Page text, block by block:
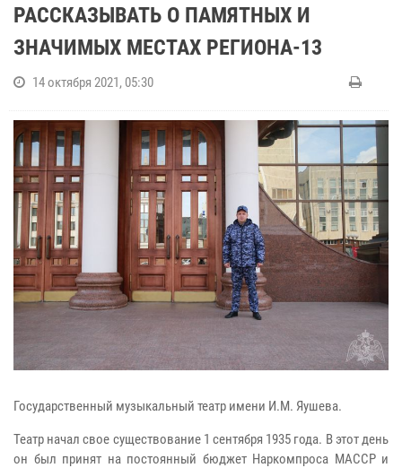
РАССКАЗЫВАТЬ О ПАМЯТНЫХ И
ЗНАЧИМЫХ МЕСТАХ РЕГИОНА-13
14 октября 2021, 05:30
Государственный музыкальный театр имени И.М. Яушева.
Театр начал свое существование 1 сентября 1935 года. В этот день
он был принят на постоянный бюджет Наркомпроса МАССР и